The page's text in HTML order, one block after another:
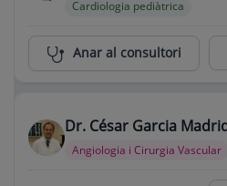
Cardiologia pediàtrica
Centro Médico Teknon
Anar al consultori
Dr. César Garcia
Angiologia i Cirurgia Vascular